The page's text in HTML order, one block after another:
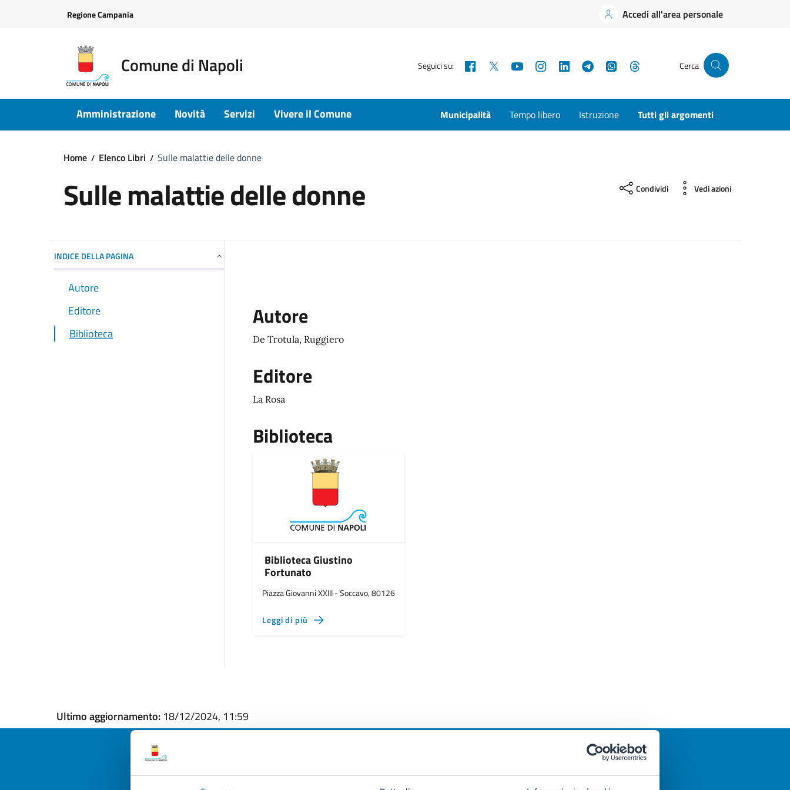
Regione Campania Accedi all'area personale
Comune di Napoli Seguici su: Facebook YouTubeInstagramLinkedInTelegramWhatsApp Cerca
Amministrazione Novità Servizi Vivere il Comune Municipalità Tempo libero Istruzione Tutti gli argomenti
Home Elenco Libri Sulle malattie delle donne
Sulle malattie delle donne Condividi Vedi azioni
INDICE DELLA PAGINA
Autore
Editore
Biblioteca
Autore
De Trotula, Ruggiero
Editore
La Rosa
Biblioteca
Biblioteca Giustino
Fortunato
Piazza Giovanni XXIII - Soccavo, 80126
Leggi di più
Ultimo aggiornamento: 18/12/2024, 11:59